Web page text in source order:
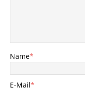
Name*
E-Mail*